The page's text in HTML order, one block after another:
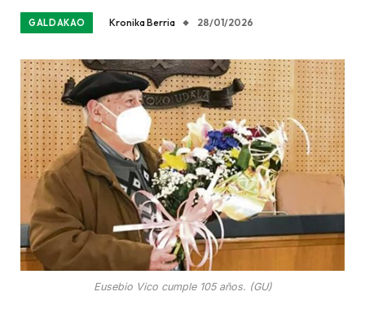
GALDAKAO Kronika Berria 28/01/2026
Eusebio Vico cumple 105 años. (GU)